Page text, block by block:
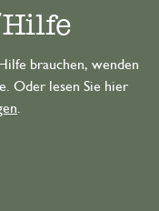
brauchen, wenden
Oder lesen Sie hier